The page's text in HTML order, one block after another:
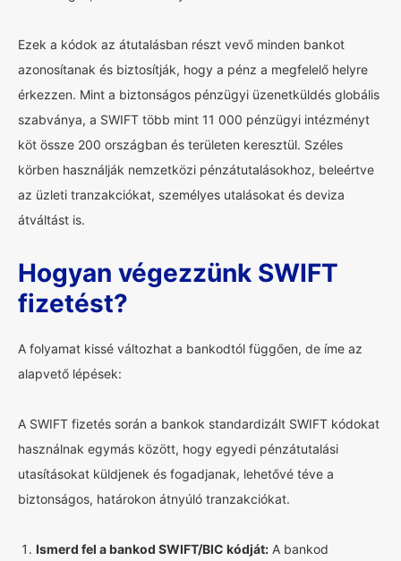
Ezek a kódok az átutalásban részt vevő minden bankot
azonosítanak és biztosítják, hogy a pénz a megfelelő helyre
érkezzen. Mint a biztonságos pénzügyi üzenetküldés globális
szabványa, a SWIFT több mint 11 000 pénzügyi intézményt
köt össze 200 országban és területen keresztül. Széles
körben használják nemzetközi pénzátutalásokhoz, beleértve
az üzleti tranzakciókat, személyes utalásokat és deviza
átváltást is.
Hogyan végezzünk SWIFT
fizetést?
A folyamat kissé változhat a bankodtól függően, de íme az
alapvető lépések:
A SWIFT fizetés során a bankok standardizált SWIFT kódokat
használnak egymás között, hogy egyedi pénzátutalási
utasításokat küldjenek és fogadjanak, lehetővé téve a
biztonságos, határokon átnyúló tranzakciókat.
Ismerd fel a bankod SWIFT/BIC kódját: A bankod